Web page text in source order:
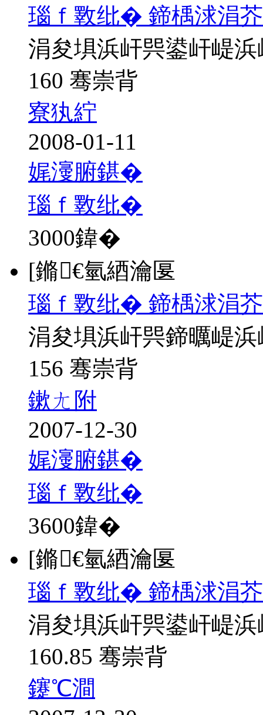
瑙ｆ斁纰� 鍗楀浗涓
涓夋埧浜屽巺鍙屽崼
160 骞崇背
寮犱紵
2008-01-11
娓濅腑鍖�
瑙ｆ斁纰�
3000鍏�
[鏅€氫綇瀹匽
瑙ｆ斁纰� 鍗楀浗涓
涓夋埧浜屽巺鍗曞崼
156 骞崇背
鏉ㄤ附
2007-12-30
娓濅腑鍖�
瑙ｆ斁纰�
3600鍏�
[鏅€氫綇瀹匽
瑙ｆ斁纰� 鍗楀浗涓
涓夋埧浜屽巺鍙屽崼
160.85 骞崇背
鑳℃澗